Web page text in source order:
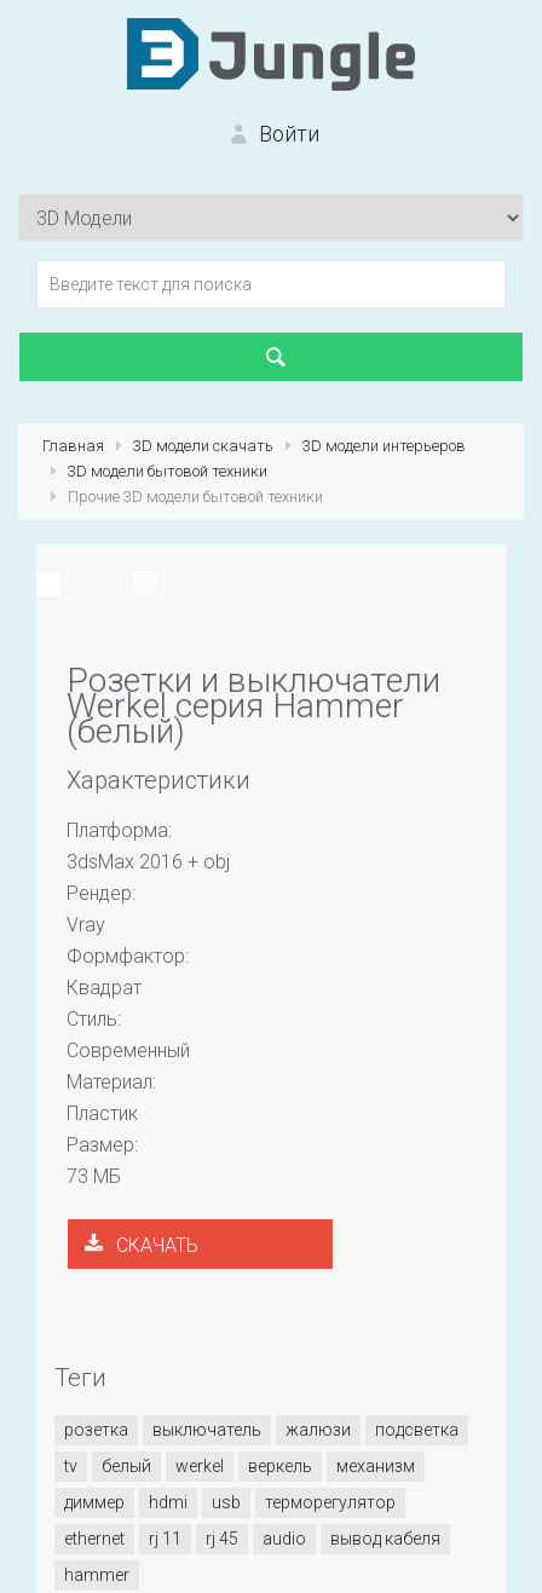
Войти
Первый раз?
Главная 3D модели скачать
3D модели интерьеров
3D модели бытовой техники
Прочие 3D модели бытовой техники
Розетки и выключатели
Werkel серия Hammer
(белый)
Характеристики
Платформа:
3dsMax 2016 + obj
Рендер:
Vray
Формфактор:
Квадрат
Стиль:
Современный
Материал:
Пластик
Размер:
73 МБ
СКАЧАТЬ
Теги
розетка выключатель жалюзи
подсветка
tv
белый werkel веркель
механизм
диммер
hdmi usb
терморегулятор
ethernet
rj 11 rj 45 audio
вывод кабеля
hammer